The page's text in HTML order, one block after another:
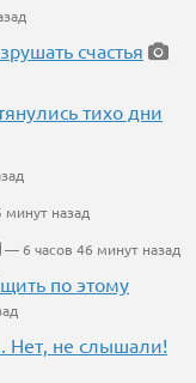
счастья
тихо дни
назад
— 6 часов 46 минут назад
по этому
Нет, не слышали!